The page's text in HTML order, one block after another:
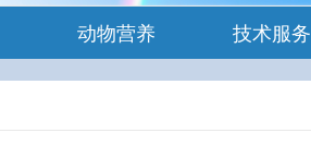
动物营养 技术服务